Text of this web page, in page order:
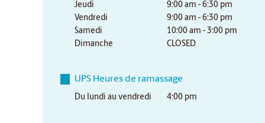
Jeudi
9:00 am - 6:30 pm
Vendredi
9:00 am - 6:30 pm
Samedi
10:00 am - 3:00 pm
Dimanche
CLOSED
UPS Heures de ramassage
Du lundi au vendredi 4:00 pm